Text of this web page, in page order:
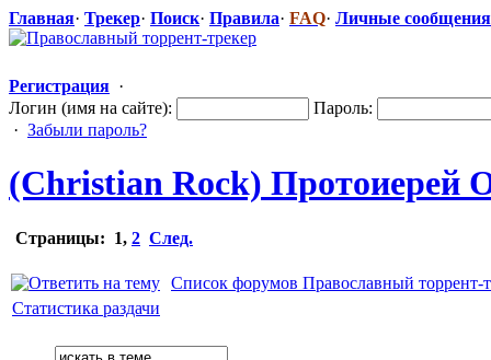
Главная· Трекер· Поиск· Правила· FAQ· Личные сообщения
Регистрация ·
Логин (имя на сайте):
Пароль:
· Забыли пароль?
(Christian Rock) Протоиерей
Страницы: 1, 2 След.
Список форумов Православный торрент-
Статистика раздачи